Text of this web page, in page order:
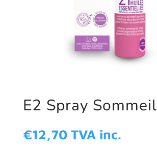
E2 Spray Sommeil
€12,70 TVA inc.